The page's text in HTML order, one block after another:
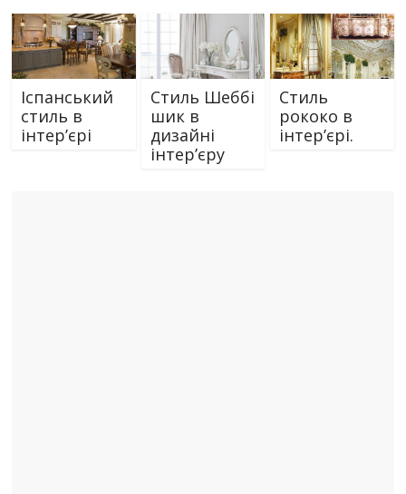
Іспанський
стиль в
інтер’єрі
Стиль Шеббі
шик в
дизайні
інтер’єру
Cтиль
рококо в
інтер’єрі.